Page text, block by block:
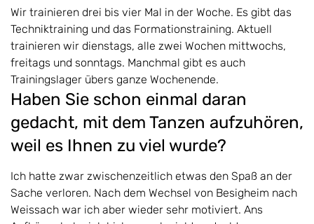
Wir trainieren drei bis vier Mal in der Woche. Es gibt das
Techniktraining und das Formationstraining. Aktuell
trainieren wir dienstags, alle zwei Wochen mittwochs,
freitags und sonntags. Manchmal gibt es auch
Trainingslager übers ganze Wochenende.
Haben Sie schon einmal daran
gedacht, mit dem Tanzen aufzuhören,
weil es Ihnen zu viel wurde?
Ich hatte zwar zwischenzeitlich etwas den Spaß an der
Sache verloren. Nach dem Wechsel von Besigheim nach
Weissach war ich aber wieder sehr motiviert. Ans